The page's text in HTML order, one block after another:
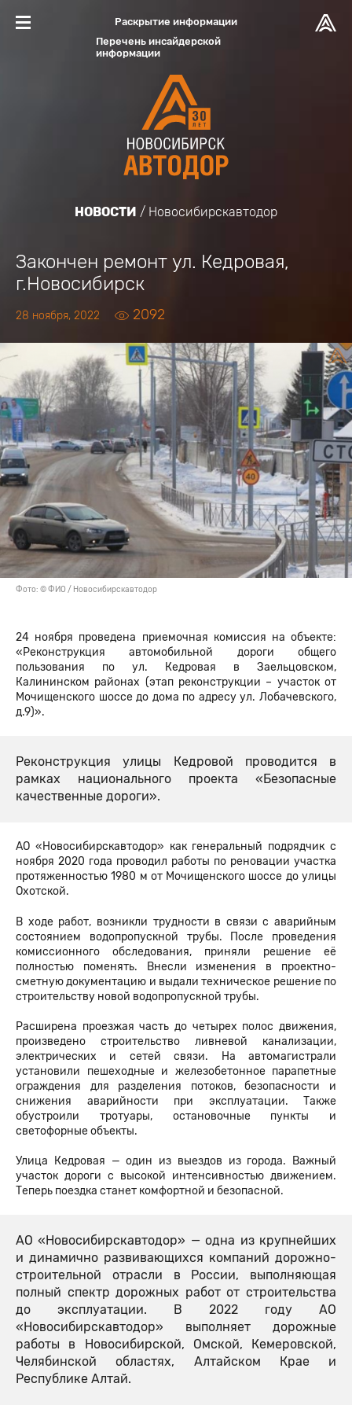
Раскрытие информации
Перечень инсайдерской
информации
НОВОСТИ Новосибирскавтодор
Закончен ремонт ул. Кедровая,
г.Новосибирск
28 ноября, 2022 2092
Фото: © ФИО / Новосибирскавтодор
24 ноября проведена приемочная комиссия на объекте:
«Реконструкция автомобильной дороги общего
пользования по ул. Кедровая в Заельцовском,
Калининском районах (этап реконструкции – участок от
Мочищенского шоссе до дома по адресу ул. Лобачевского,
д.9)».
Реконструкция улицы Кедровой проводится в
рамках национального проекта «Безопасные
качественные дороги».
АО «Новосибирскавтодор» как генеральный подрядчик с
ноября 2020 года проводил работы по реновации участка
протяженностью 1980 м от Мочищенского шоссе до улицы
Охотской.
В ходе работ, возникли трудности в связи с аварийным
состоянием водопропускной трубы. После проведения
комиссионного обследования, приняли решение её
полностью поменять. Внесли изменения в проектно-
сметную документацию и выдали техническое решение по
строительству новой водопропускной трубы.
Расширена проезжая часть до четырех полос движения,
произведено строительство ливневой канализации,
электрических и сетей связи. На автомагистрали
установили пешеходные и железобетонное парапетные
ограждения для разделения потоков, безопасности и
снижения аварийности при эксплуатации. Также
обустроили тротуары, остановочные пункты и
светофорные объекты.
Улица Кедровая — один из выездов из города. Важный
участок дороги с высокой интенсивностью движением.
Теперь поездка станет комфортной и безопасной.
АО «Новосибирскавтодор» — одна из крупнейших
и динамично развивающихся компаний дорожно-
строительной отрасли в России, выполняющая
полный спектр дорожных работ от строительства
до эксплуатации. В 2022 году АО
«Новосибирскавтодор» выполняет дорожные
работы в Новосибирской, Омской, Кемеровской,
Челябинской областях, Алтайском Крае и
Республике Алтай.